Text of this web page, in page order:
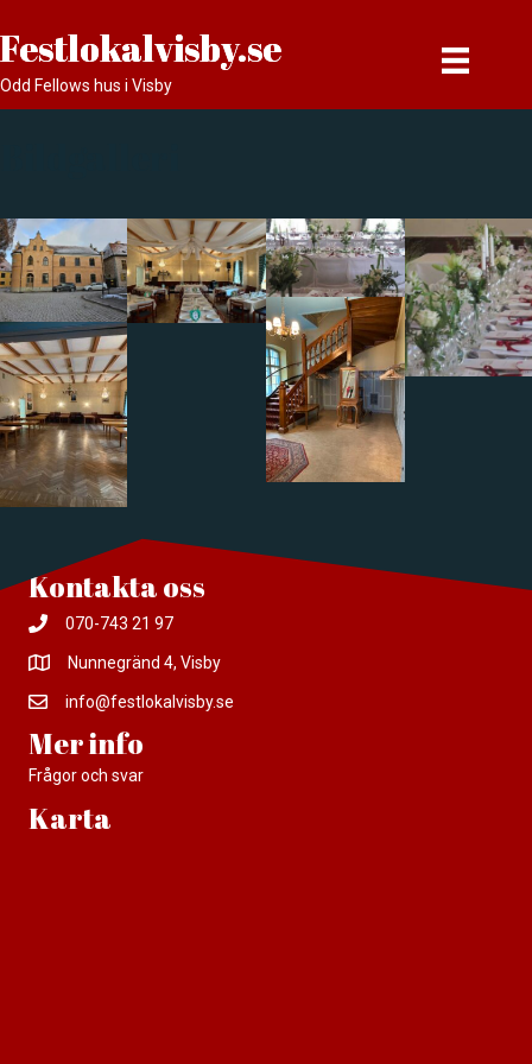
Festlokalvisby.se
Odd Fellows hus i Visby
Kontakta oss
070-743 21 97
Nunnegränd 4, Visby
info@festlokalvisby.se
Mer info
Frågor och svar
Karta